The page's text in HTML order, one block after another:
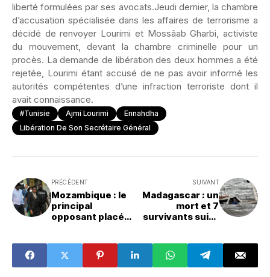
liberté formulées par ses avocats.Jeudi dernier, la chambre
d’accusation spécialisée dans les affaires de terrorisme a
décidé de renvoyer Lourimi et Mossâab Gharbi, activiste
du mouvement, devant la chambre criminelle pour un
procès. La demande de libération des deux hommes a été
rejetée, Lourimi étant accusé de ne pas avoir informé les
autorités compétentes d’une infraction terroriste dont il
avait connaissance.
#Tunisie Ajmi Lourimi
Ennahdha
Libération De Son Secrétaire Général
PRÉCÉDENT
Mozambique : le
principal
opposant placé
SUIVANT
Madagascar : un
mort et 7
survivants suite
embarcation de
fortune dans la
rivière d’Ikopa